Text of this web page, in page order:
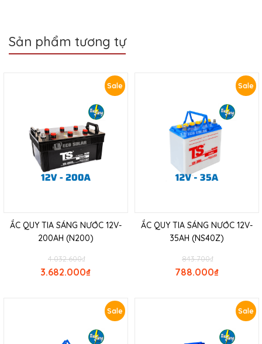
Sản phẩm tương tự
Sale
ẮC QUY TIA SÁNG NƯỚC 12V-
200AH (N200)
₫
4.032.600
₫
3.682.000
Sale
ẮC QUY TIA SÁNG NƯỚC 12V-
35AH (NS40Z)
₫
843.700
₫
788.000
Sale Sale